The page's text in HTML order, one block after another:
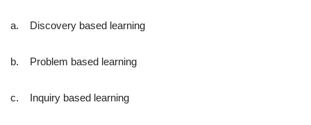
a. Discovery based learning
b. Problem based learning
c. Inquiry based learning